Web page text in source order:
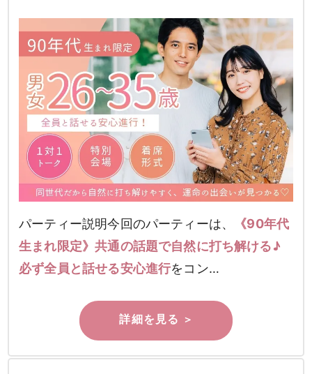
パーティー説明今回のパーティーは、
《90年代
生まれ限定》共通の話題で自然に打ち解ける♪
必ず全員と話せる安心進行をコン…